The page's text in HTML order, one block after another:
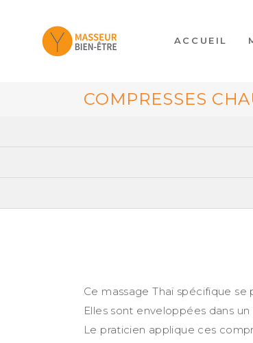
ACCUEIL
COMPRESSES
Ce massage Thaï spécifique
Elles sont enveloppées dans
Le praticien applique ces